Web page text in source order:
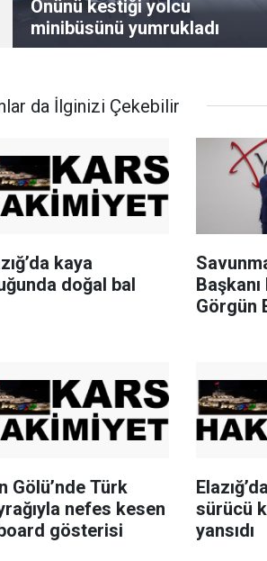
Önünü kestiği yolcu
minibüsünü yumrukladı
da İlginizi Çekebilir
kaya
doğal bal
Görgün
Gölü’nde Türk
nefes kesen
gösterisi
sürücü
yansıdı